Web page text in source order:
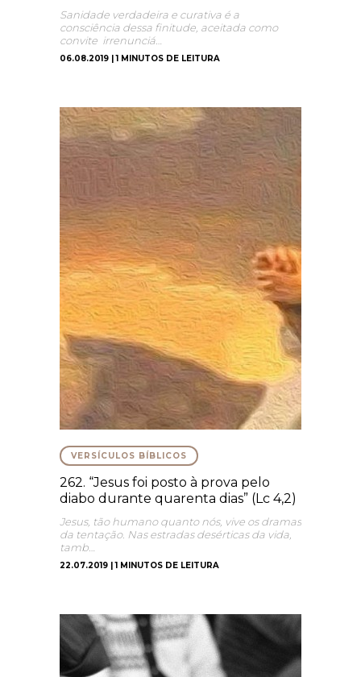
Sanidade verdadeira e curativa é a
consciência dessa finitude, aceitada como
convite irrenunciá…
06.08.2019 | 1 MINUTOS DE LEITURA
VERSÍCULOS BÍBLICOS
262. “Jesus foi posto à prova pelo
diabo durante quarenta dias” (Lc 4,2)
Jesus, tão humano quanto nós, vive os dramas
da tentação. Nas estradas desérticas da vida,
tamb…
22.07.2019 | 1 MINUTOS DE LEITURA